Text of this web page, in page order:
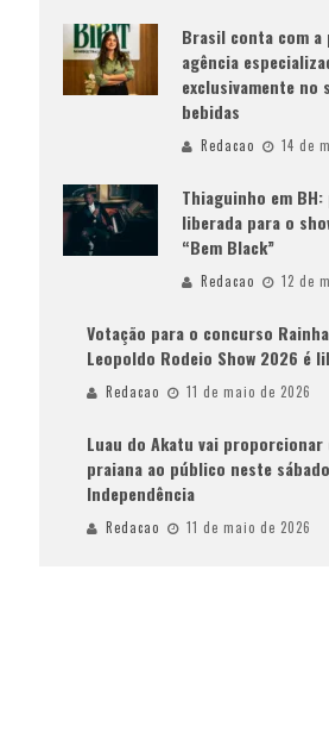
Brasil conta com a
agência
exclusivamente no
bebidas
Redacao 14 de
Thiaguinho em
liberada para o
“Bem Black”
Redacao 12 de
Votação para o concurso
Leopoldo Rodeio Show 2026 é
Redacao 11 de maio de 2026
Luau do Akatu vai proporcionar
praiana ao público neste
Independência
Redacao 11 de maio de 2026